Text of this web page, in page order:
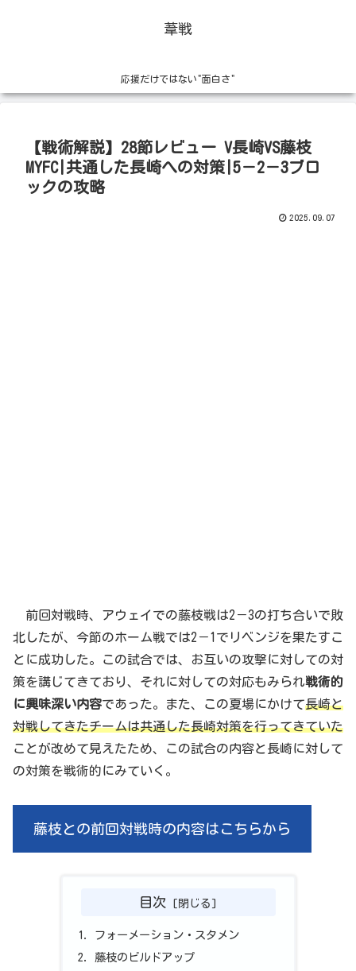
葦戦
応援だけではない"面白さ"
【戦術解説】28節レビュー V長崎VS藤枝
MYFC|共通した長崎への対策|5－2－3ブロ
ックの攻略
2025.09.07
前回対戦時、アウェイでの藤枝戦は2－3の打ち合いで敗
北したが、今節のホーム戦では2－1でリベンジを果たすこ
とに成功した。この試合では、お互いの攻撃に対しての対
策を講じてきており、それに対しての対応もみられ戦術的
に興味深い内容であった。また、この夏場にかけて長崎と
対戦してきたチームは共通した長崎対策を行ってきていた
ことが改めて見えたため、この試合の内容と長崎に対して
の対策を戦術的にみていく。
藤枝との前回対戦時の内容はこちらから
目次
フォーメーション・スタメン
藤枝のビルドアップ